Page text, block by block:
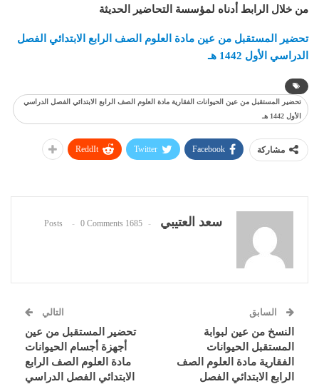
من خلال الرابط أدناه لمؤسسة التحاضير الحديثة
تحضير المستقبل من عين مادة العلوم الصف الرابع الابتدائي الفصل
الدراسي الأول 1442 هـ
تحضير المستقبل من عين الحيوانات الفقارية مادة العلوم الصف الرابع الابتدائي الفصل الدراسي
الأول 1442 هـ
مشاركة Facebook
Twitter
ReddIt
سعد العتيبي 1685 Posts
0 Comments
السابق
النسخ من عين لبوابة
المستقبل الحيوانات
الفقارية مادة العلوم الصف
الرابع الابتدائي الفصل
التالي
تحضير المستقبل من عين
أجهزة أجسام الحيوانات
مادة العلوم الصف الرابع
الابتدائي الفصل الدراسي